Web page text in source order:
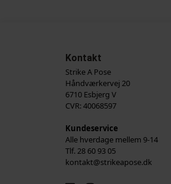
Kontakt
Strike A Pose
Håndværkervej 20
6710 Esbjerg V
CVR: 40068597
Kundeservice
Alle hverdage mellem 9-14
Tlf. 28 60 93 05
kontakt@strikeapose.dk